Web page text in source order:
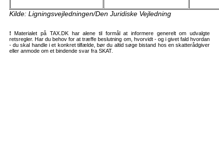
Kilde: Ligningsvejledningen/Den Juridiske Vejledning
! Materialet på TAX.DK har alene til formål at informere generelt om udvalgte
retsregler. Har du behov for at træffe beslutning om, hvorvidt - og i givet fald hvordan
- du skal handle i et konkret tilfælde, bør du altid søge bistand hos en skatterådgiver
eller anmode om et bindende svar fra SKAT.